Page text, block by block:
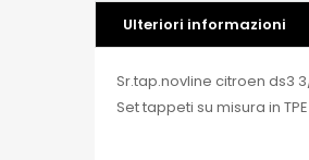
Ulteriori informazioni
Sr.tap.novline citroen ds3
Set tappeti su misura in